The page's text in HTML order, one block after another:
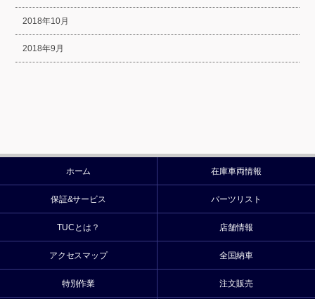
2018年10月
2018年9月
ホーム 在庫車両情報
保証&サービス パーツリスト
TUCとは？ 店舗情報
アクセスマップ 全国納車
特別作業 注文販売